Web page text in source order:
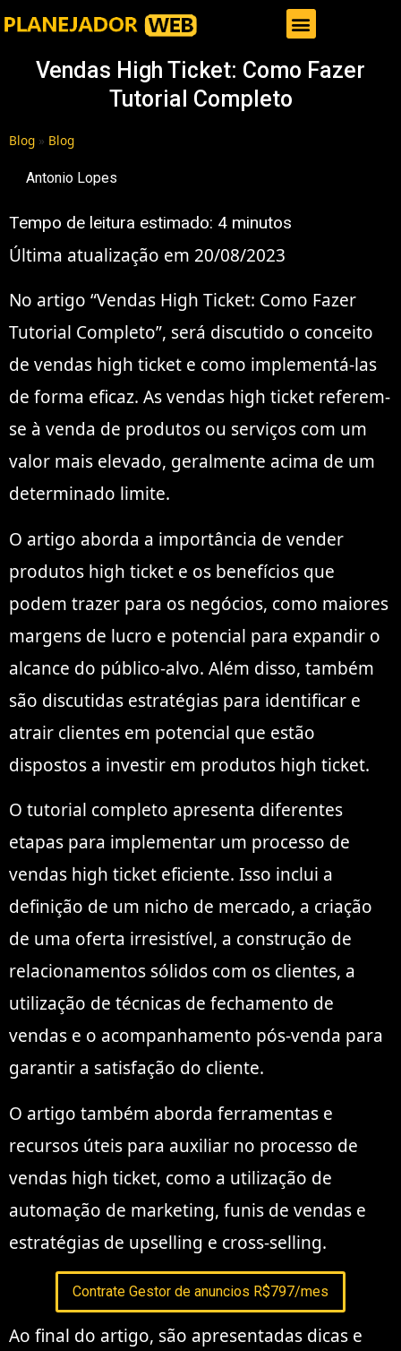
Vendas High Ticket: Como Fazer
Tutorial Completo
Blog » Blog
Antonio Lopes
Tempo de leitura estimado: 4 minutos
Última atualização em 20/08/2023
No artigo “Vendas High Ticket: Como Fazer
Tutorial Completo”, será discutido o conceito
de vendas high ticket e como implementá-las
de forma eficaz. As vendas high ticket referem-
se à venda de produtos ou serviços com um
valor mais elevado, geralmente acima de um
determinado limite.
O artigo aborda a importância de vender
produtos high ticket e os benefícios que
podem trazer para os negócios, como maiores
margens de lucro e potencial para expandir o
alcance do público-alvo. Além disso, também
são discutidas estratégias para identificar e
atrair clientes em potencial que estão
dispostos a investir em produtos high ticket.
O tutorial completo apresenta diferentes
etapas para implementar um processo de
vendas high ticket eficiente. Isso inclui a
definição de um nicho de mercado, a criação
de uma oferta irresistível, a construção de
relacionamentos sólidos com os clientes, a
utilização de técnicas de fechamento de
vendas e o acompanhamento pós-venda para
garantir a satisfação do cliente.
O artigo também aborda ferramentas e
recursos úteis para auxiliar no processo de
vendas high ticket, como a utilização de
automação de marketing, funis de vendas e
estratégias de upselling e cross-selling.
Contrate Gestor de anuncios R$797/mes
Ao final do artigo, são apresentadas dicas e